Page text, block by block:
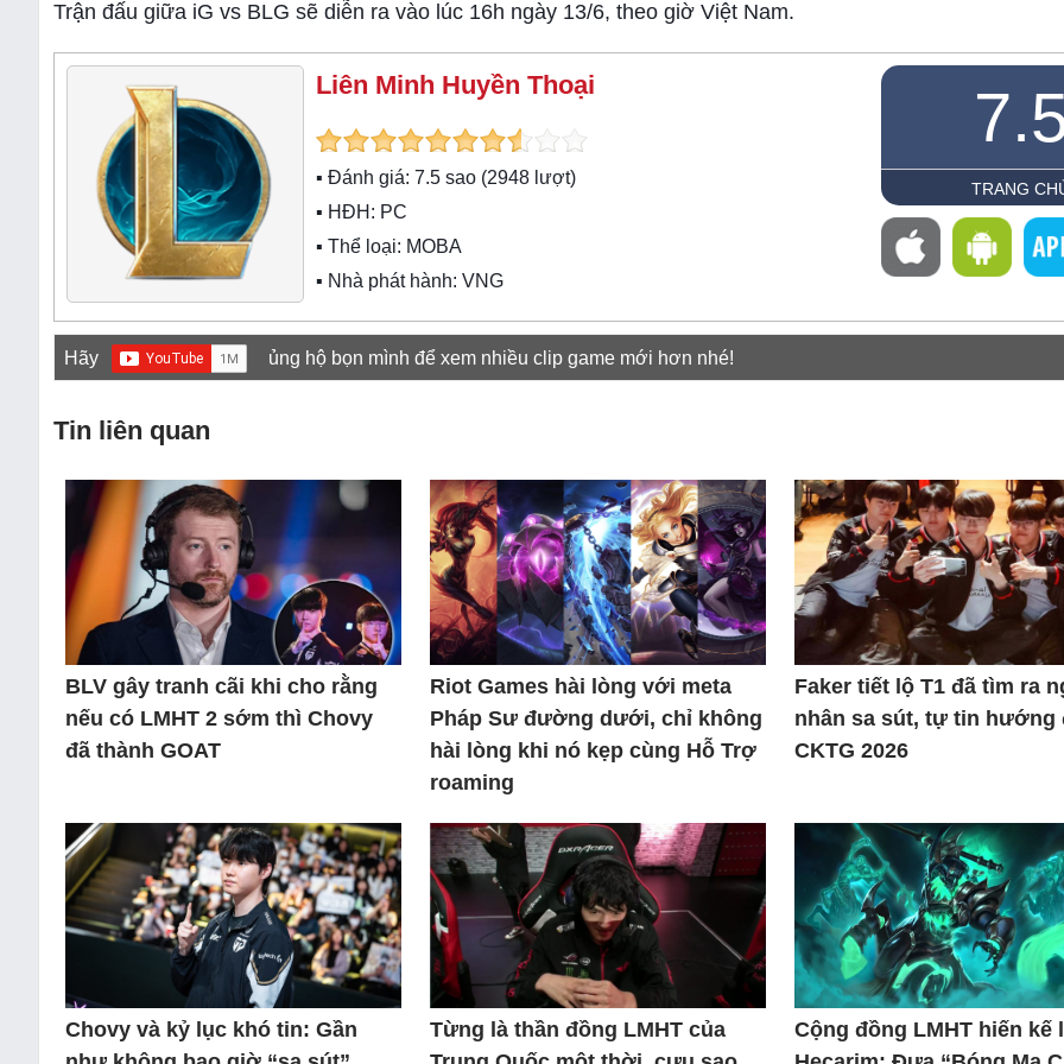
Trận đấu giữa iG vs BLG sẽ diễn ra vào lúc 16h ngày 13/6, theo giờ Việt Nam.
Liên Minh Huyền Thoại
▪ Đánh giá: 7.5 sao (2948 lượt)
▪ HĐH: PC
▪ Thể loại: MOBA
▪ Nhà phát hành: VNG
TRANG
Hãy ủng hộ bọn mình để xem nhiều clip game mới hơn nhé!
Tin liên quan
BLV gây tranh cãi khi cho rằng
nếu có LMHT 2 sớm thì Chovy
đã thành GOAT
Riot Games hài lòng với meta
Pháp Sư đường dưới, chỉ không
hài lòng khi nó kẹp cùng Hỗ Trợ
roaming
Faker tiết lộ T1 đã tìm ra
nhân sa sút, tự tin hướng
CKTG 2026
Chovy và kỷ lục khó tin: Gần
Từng là thần đồng LMHT của
Cộng đồng LMHT hiến kế